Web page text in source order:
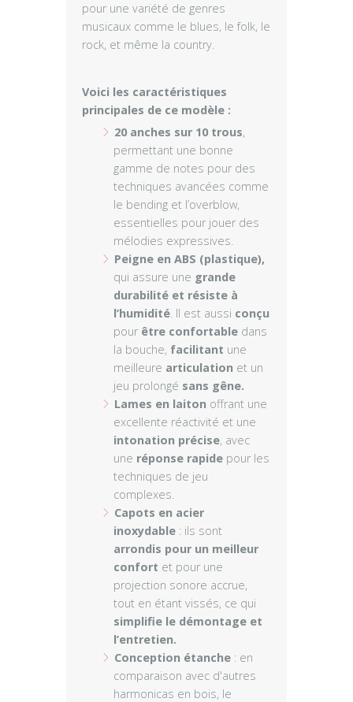
pour une variété de genres
musicaux comme le blues, le folk, le
rock, et même la country.
Voici les caractéristiques
principales de ce modèle :
20 anches sur 10 trous,
permettant une bonne
gamme de notes pour des
techniques avancées comme
le bending et l’overblow,
essentielles pour jouer des
mélodies expressives.
Peigne en ABS (plastique),
qui assure une grande
durabilité et résiste à
l’humidité. Il est aussi conçu
pour être confortable dans
la bouche, facilitant une
meilleure articulation et un
jeu prolongé sans gêne.
Lames en laiton offrant une
excellente réactivité et une
intonation précise, avec
une réponse rapide pour les
techniques de jeu
complexes.
Capots en acier
inoxydable : ils sont
arrondis pour un meilleur
confort et pour une
projection sonore accrue,
tout en étant vissés, ce qui
simplifie le démontage et
l’entretien.
Conception étanche : en
comparaison avec d'autres
harmonicas en bois, le